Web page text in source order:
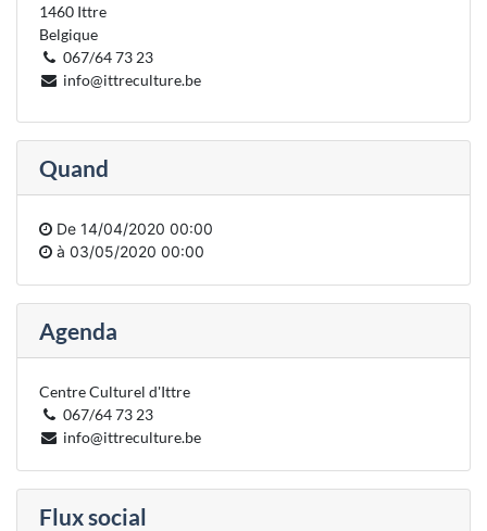
1460 Ittre
Belgique
067/64 73 23
info@ittreculture.be
Quand
De 14/04/2020 00:00
à 03/05/2020 00:00
Agenda
Centre Culturel d'Ittre
067/64 73 23
info@ittreculture.be
Flux social